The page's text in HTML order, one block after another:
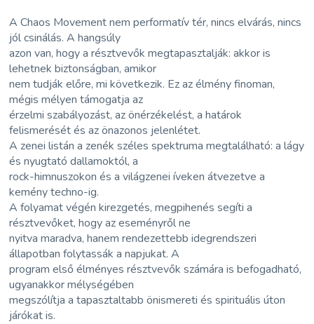
A Chaos Movement nem performatív tér, nincs elvárás, nincs
jól csinálás. A hangsúly
azon van, hogy a résztvevők megtapasztalják: akkor is
lehetnek biztonságban, amikor
nem tudják előre, mi következik. Ez az élmény finoman,
mégis mélyen támogatja az
érzelmi szabályozást, az önérzékelést, a határok
felismerését és az önazonos jelenlétet.
A zenei listán a zenék széles spektruma megtalálható: a lágy
és nyugtató dallamoktól, a
rock-himnuszokon és a világzenei íveken átvezetve a
kemény techno-ig.
A folyamat végén kirezgetés, megpihenés segíti a
résztvevőket, hogy az eseményről ne
nyitva maradva, hanem rendezettebb idegrendszeri
állapotban folytassák a napjukat. A
program első élményes résztvevők számára is befogadható,
ugyanakkor mélységében
megszólítja a tapasztaltabb önismereti és spirituális úton
járókat is.